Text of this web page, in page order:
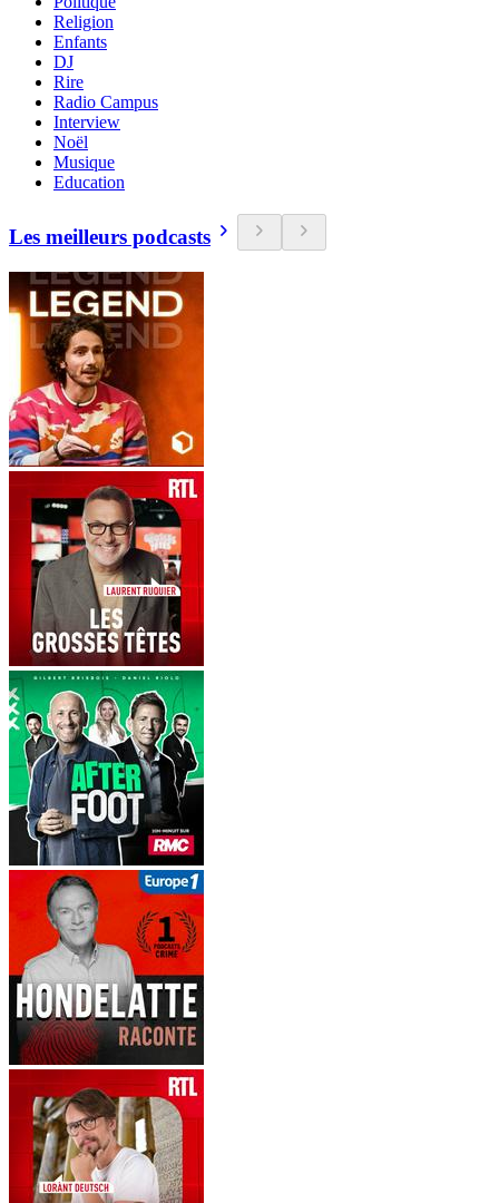
Religion
Enfants
DJ
Rire
Radio Campus
Interview
Noël
Musique
Education
Les meilleurs podcasts